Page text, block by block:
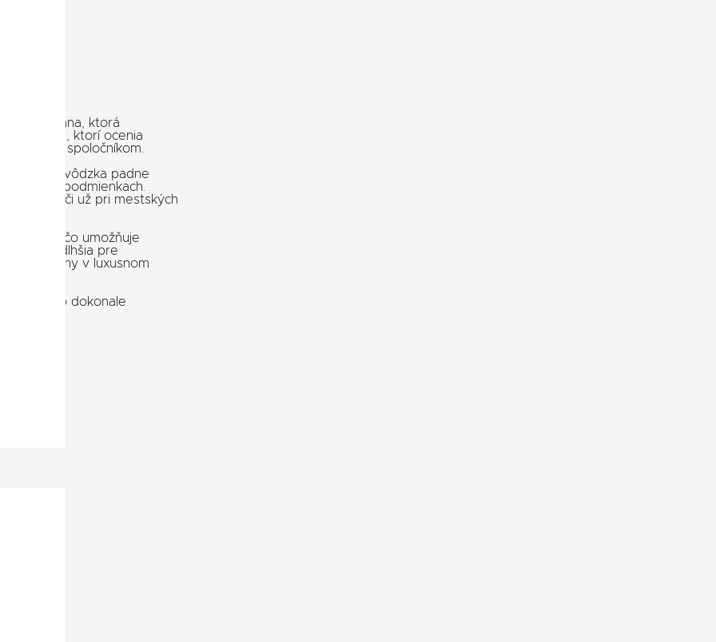
lana, ktorá
pre tých, ktorí ocenia
spoločníkom.
vám vôdzka padne
podmienkach.
či už pri mestských
, čo umožňuje
ruch, dlhšia pre
karabíny v luxusnom
čo dokonale